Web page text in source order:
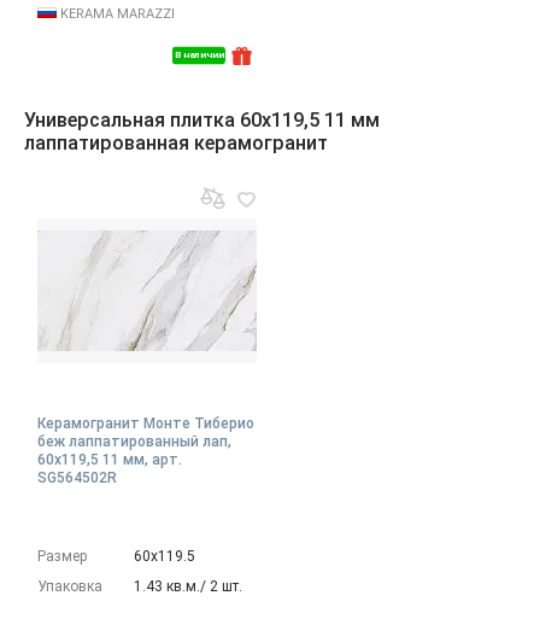
В наличии
KERAMA MARAZZI
Универсальная плитка 60x119,5 11 мм
лаппатированная керамогранит
Керамогранит Монте Тиберио
беж лаппатированный лап,
60x119,5 11 мм, арт.
SG564502R
Размер
60х119.5
Упаковка
1.43 кв.м./ 2 шт.